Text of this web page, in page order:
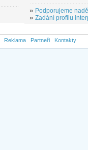
» Podporujeme
» Zadání profilu
Reklama Partneři Kontakty